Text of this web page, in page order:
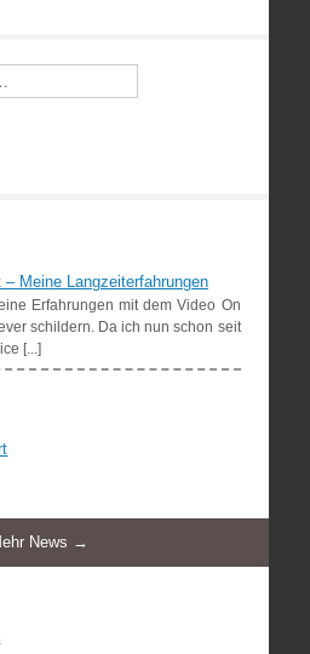
Meine Langzeiterfahrungen
Erfahrungen mit dem Video On
schildern. Da ich nun schon seit
[...]
News →